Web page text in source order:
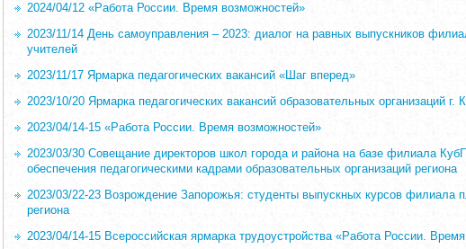
2024/04/12 «Работа России. Время возможностей»
2023/11/14 День самоуправления – 2023: диалог на равных выпускников
учителей
2023/11/17 Ярмарка педагогических вакансий «Шаг вперед»
2023/10/20 Ярмарка педагогических вакансий образовательных организаций г.
2023/04/14-15 «Работа России. Время возможностей»
2023/03/30 Совещание директоров школ города и района на базе филиала
обеспечения педагогическими кадрами образовательных организаций региона
2023/03/22-23 Возрождение Запорожья: студенты выпускных курсов филиала
региона
2023/04/14-15 Всероссийская ярмарка трудоустройства «Работа России.